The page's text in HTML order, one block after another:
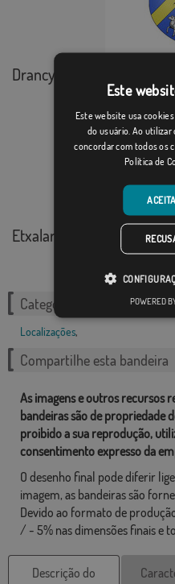
Drancy
Etxalar
Categorias relacionadas:
Localizações,
Compartilhe esta bandeira
As imagens e outros recursos
bandeiras são de propriedade
proibido a sua reprodução,
consentimento expresso da
O desenho final pode diferir
imagem, as bandeiras são
Devido ao formato de
/ - 5% nas dimensões finais e
Descrição do
Este
Este website usa
do usuário. Ao utilizar
concordar com todos os
Política de
POWERED